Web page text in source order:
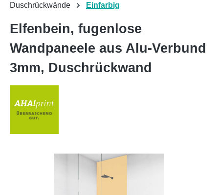
Duschrückwände Einfarbig
Elfenbein, fugenlose
Wandpaneele aus Alu-Verbund
3mm, Duschrückwand